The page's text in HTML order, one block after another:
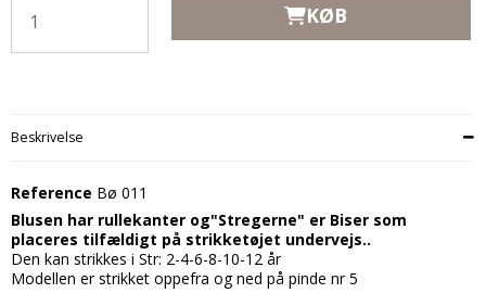
KØB
Beskrivelse
Reference Bø 011
Blusen har rullekanter og"Stregerne" er Biser som
placeres tilfældigt på strikketøjet undervejs..
Den kan strikkes i Str: 2-4-6-8-10-12 år
Modellen er strikket oppefra og ned på pinde nr 5